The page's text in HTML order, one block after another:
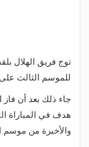
توج فريق الهلال
للموسم الثالث على
جاء ذلك بعد أن
والأخيرة من موسم